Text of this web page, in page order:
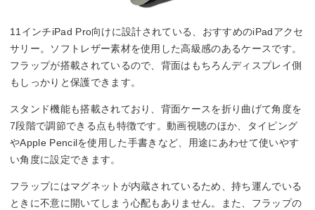
11インチiPad Pro向けに設計されている、おすすめのiPadアクセ
サリー。ソフトレザー素材を使用した高級感のあるケースです。
フラップが搭載されているので、背面はもちろんディスプレイ側
もしっかりと保護できます。
スタンド機能も搭載されており、背面ケースを折り曲げて角度を
7段階で調節できる点も特徴です。動画視聴のほか、タイピング
やApple Pencilを使用した手書きなど、用途にあわせて使いやす
い角度に設定できます。
フラップにはマグネットが内蔵されているため、持ち運んでいる
ときに不意に開いてしまう心配もありません。また、フラップの